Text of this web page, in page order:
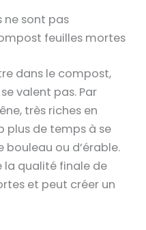
ne sont pas
feuilles mortes
dans le compost,
valent pas. Par
très riches en
plus de temps à se
ou d’érable.
la qualité finale de
et peut créer un